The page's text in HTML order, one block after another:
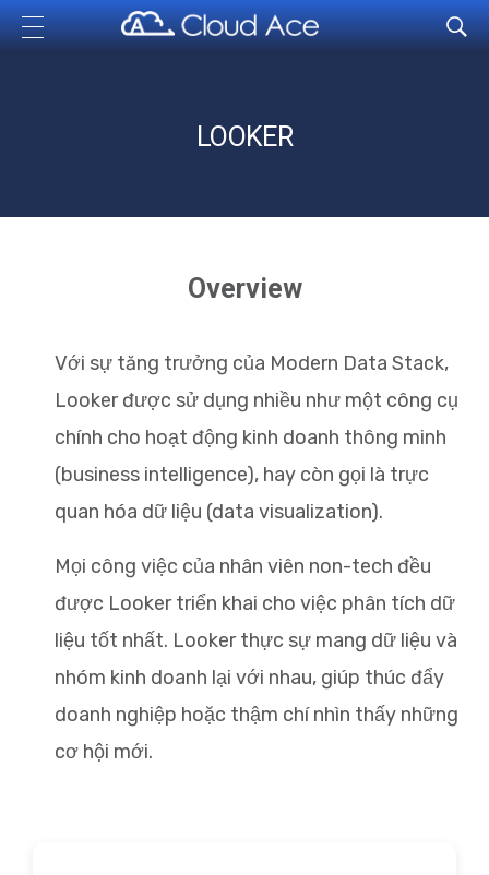
Cloud Ace
Nhà cung cấp giải pháp trên GCP cho doanh nghiệp
LOOKER
Overview
Với sự tăng trưởng của Modern Data Stack,
Looker được sử dụng nhiều như một công cụ
chính cho hoạt động kinh doanh thông minh
(business intelligence), hay còn gọi là trực
quan hóa dữ liệu (data visualization).
Mọi công việc của nhân viên non-tech đều
được Looker triển khai cho việc phân tích dữ
liệu tốt nhất. Looker thực sự mang dữ liệu và
nhóm kinh doanh lại với nhau, giúp thúc đẩy
doanh nghiệp hoặc thậm chí nhìn thấy những
cơ hội mới.